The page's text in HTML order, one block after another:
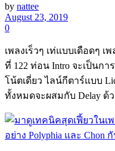
by nattee
August 23, 2019
0
เพลงเร็วๆ เท่แบบเดือดๆ เ
ที่ 122 ท่อน Intro จะเป็นก
โน้ตเดี่ยว ไลน์กีตาร์แบบ
ทั้งหมดจะผสมกับ Delay ด้